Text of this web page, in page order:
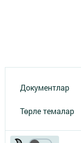
Документлар
Төрле темалар